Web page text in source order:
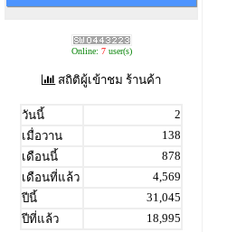
Online: 7user(s)
สถิติผู้เข้าชม ร้านค้า
วันนี้
2
เมื่อวาน
138
เดือนนี้
878
เดือนที่แล้ว
4,569
ปีนี้
31,045
ปีที่แล้ว
18,995